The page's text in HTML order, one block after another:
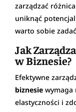
zarządzać
uniknąć
warto sobie
Jak
w Biznesie?
Efektywne
biznesie wymaga
elastyczności i